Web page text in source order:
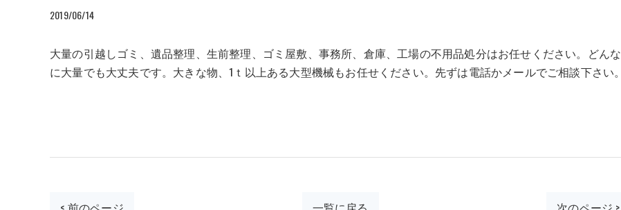
2019/06/14
大量の引越しゴミ、遺品整理、生前整理、ゴミ屋敷、事務所、倉庫、工場の不用品処分はお任せください。どんな
に大量でも大丈夫です。大きな物、1ｔ以上ある大型機械もお任せください。先ずは電話かメールでご相談下さい。